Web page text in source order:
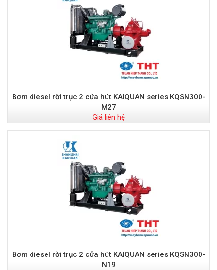
Bơm diesel rời trục 2 cửa hút KAIQUAN series KQSN300-
M27
Giá liên hệ
Bơm diesel rời trục 2 cửa hút KAIQUAN series KQSN300-
N19